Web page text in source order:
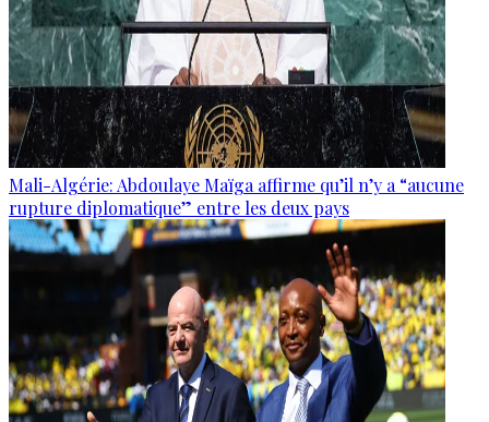
Mali-Algérie: Abdoulaye Maïga affirme qu’il n’y a “aucune
rupture diplomatique” entre les deux pays